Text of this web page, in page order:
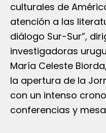
culturales de
atención a las
diálogo Sur-Sur”,
investigadoras
María Celeste
la apertura de la
con un intenso
conferencias y